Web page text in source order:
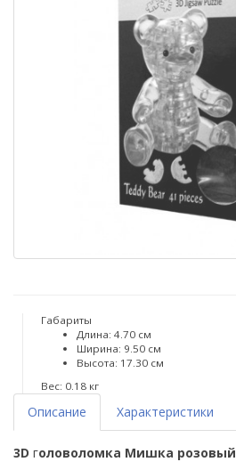
Габариты
Длина: 4.70 см
Ширина: 9.50 см
Высота: 17.30 см
Вес: 0.18 кг
Описание Характеристики
3D​ головоломка Мишка розовый